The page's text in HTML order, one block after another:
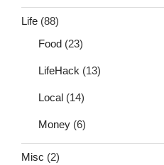
Life (88)
Food (23)
LifeHack (13)
Local (14)
Money (6)
Misc (2)